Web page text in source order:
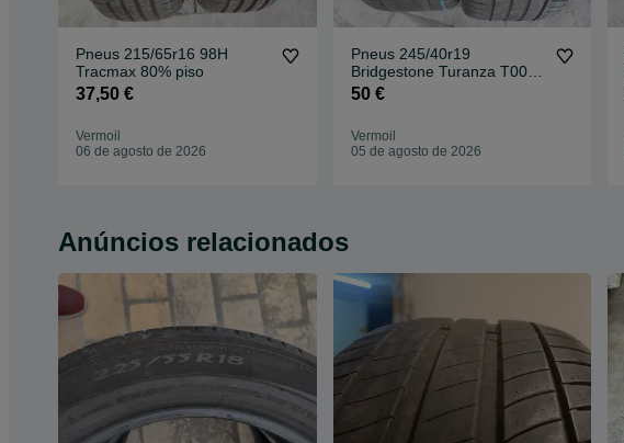
Pneus 215/65r16 98H
Tracmax 80% piso
37,50 €
Vermoil
06 de agosto de 2026
Pneus 245/40r19
Bridgestone Turanza T005
ocasião
50 €
Vermoil
05 de agosto de 2026
Anúncios relacionados